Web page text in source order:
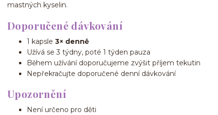
mastných kyselin.
Doporučené dávkování
1 kapsle 3× denně
Užívá se 3 týdny, poté 1 týden pauza
Během užívání doporučujeme zvýšit příjem tekutin
Nepřekračujte doporučené denní dávkování
Upozornění
Není určeno pro děti